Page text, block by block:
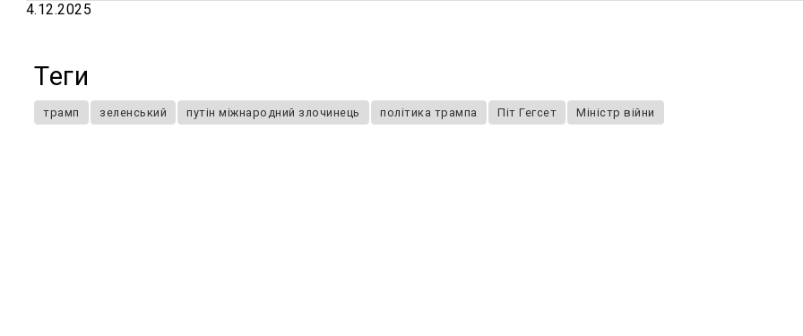
4.12.2025
Теги
трамп зеленський путін міжнародний злочинець політика трампа Піт Гегсет Міністр війни